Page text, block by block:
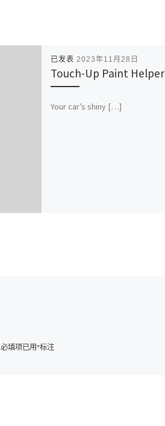
已发表 2023年11月28日
Touch-Up Paint Helper
Your car’s shiny […]
必填项已用*标注